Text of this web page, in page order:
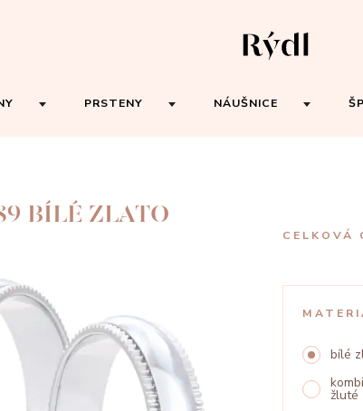
PRSTENY NÁUŠNICE
BÍLÉ ZLATO
CELKOVÁ
bílé
žluté